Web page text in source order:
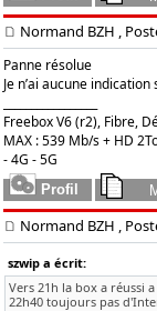
Normand BZH ,
Panne résolue
Je n’ai aucune
Freebox V6 (r2), Fibre,
MAX : 539 Mb/s + HD
- 4G - 5G
Normand BZH ,
szwip a écrit:
Vers 21h la box a réussi
22h40 toujours pas